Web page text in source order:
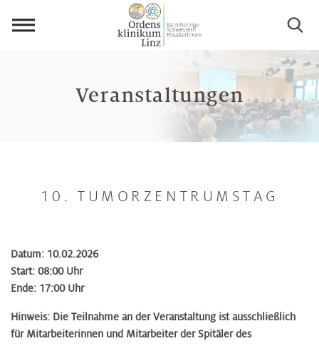
Veranstaltungen
10. TUMORZENTRUMSTAG
Datum: 10.02.2026
Start: 08:00 Uhr
Ende: 17:00 Uhr
Hinweis: Die Teilnahme an der Veranstaltung ist ausschließlich
für Mitarbeiterinnen und Mitarbeiter der Spitäler des